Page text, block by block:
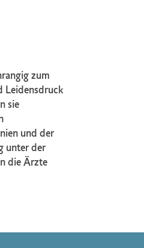
zum
Leidensdruck
sie
und der
unter der
die Ärzte